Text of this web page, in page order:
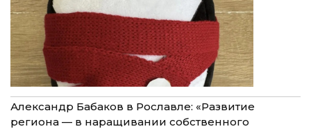
Александр Бабаков в Рославле: «Развитие
региона — в наращивании собственного